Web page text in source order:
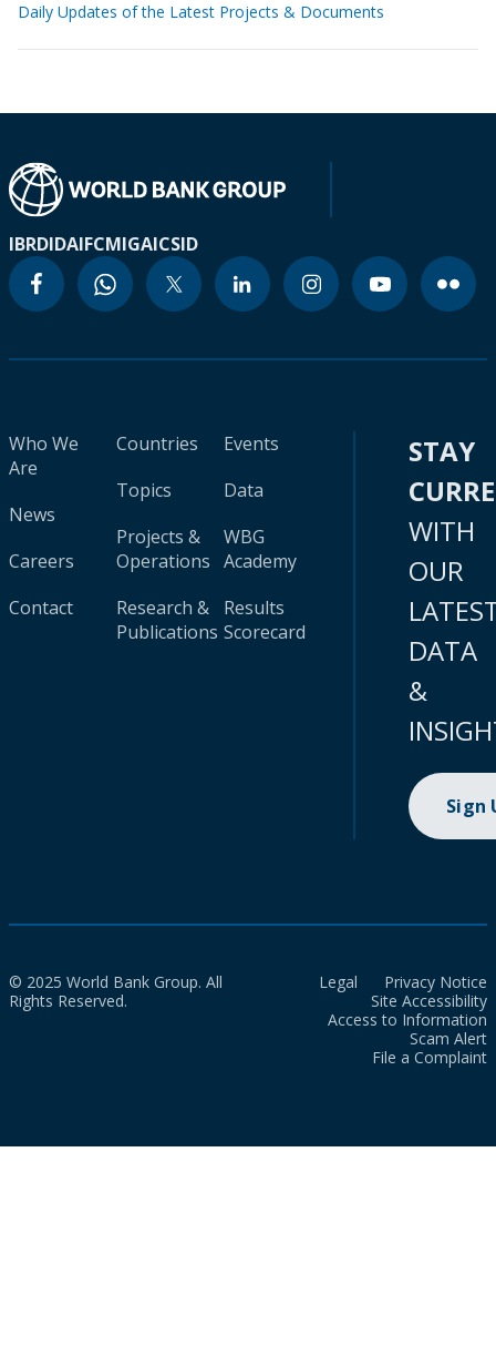
Daily Updates of the Latest Projects & Documents
IBRDIDAIFCMIGAICSID
Who We
Are
News
Careers
Contact
Countries
Topics
Projects &
Operations
Research &
Publications
Events
Data
WBG
Academy
Results
Scorecard
STAY
WITH
OUR
DATA
&
Sign
© 2025 World Bank Group. All
Rights Reserved.
Legal
Privacy Notice
Site Accessibility
Access to Information
Scam Alert
File a Complaint